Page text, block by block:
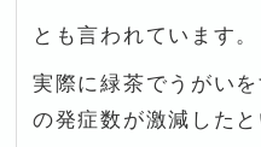
とも言われています。
実際に緑茶でうがい
の発症数が激減した